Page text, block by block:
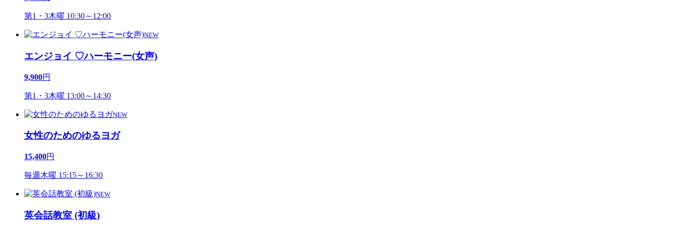
第1・3木曜 10:30～12:00
NEW
エンジョイ ♡ハーモニー(女声)
9,900円
第1・3木曜 13:00～14:30
NEW
女性のためのゆるヨガ
15,400円
毎週木曜 15:15～16:30
NEW
英会話教室 (初級)